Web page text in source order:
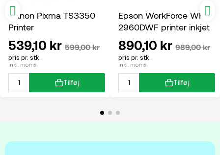
Canon Pixma TS3350
Printer
pris pr. stk.
inkl. moms
539,10 kr 599,00 kr
Tilføj
Epson WorkForce WF-
2960DWF printer inkjet
multifunktion
pris pr. stk.
inkl. moms
890,10 kr 989,00 kr
Tilføj